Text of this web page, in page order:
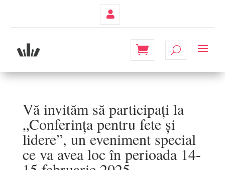
Vă invităm să participați la
„Conferința pentru fete și
lidere”, un eveniment special
ce va avea loc în perioada 14-